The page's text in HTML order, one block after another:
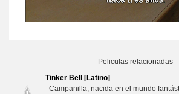
Peliculas relacionadas
Tinker Bell [Latino]
Campanilla, nacida en el mundo